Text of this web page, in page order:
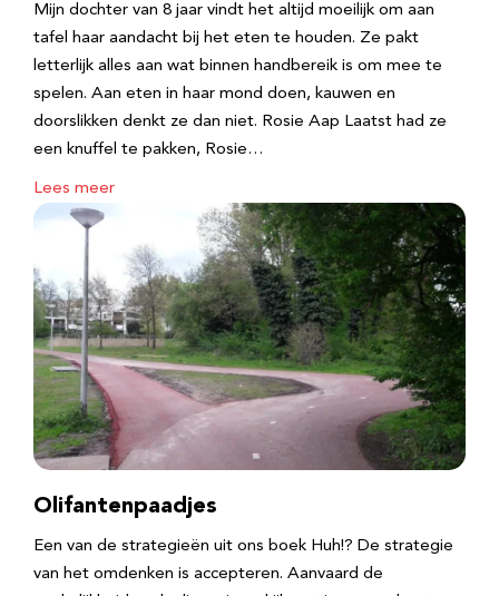
Mijn dochter van 8 jaar vindt het altijd moeilijk om aan
tafel haar aandacht bij het eten te houden. Ze pakt
letterlijk alles aan wat binnen handbereik is om mee te
spelen. Aan eten in haar mond doen, kauwen en
doorslikken denkt ze dan niet. Rosie Aap Laatst had ze
een knuffel te pakken, Rosie…
Lees meer
Olifantenpaadjes
Een van de strategieën uit ons boek Huh!? De strategie
van het omdenken is accepteren. Aanvaard de